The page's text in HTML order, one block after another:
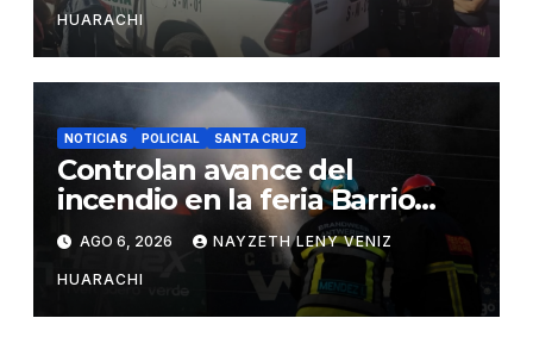
HUARACHI
NOTICIAS POLICIAL SANTA CRUZ
Controlan avance del
incendio en la feria Barrio
Lindo
AGO 6, 2026 NAYZETH LENY VENIZ
HUARACHI